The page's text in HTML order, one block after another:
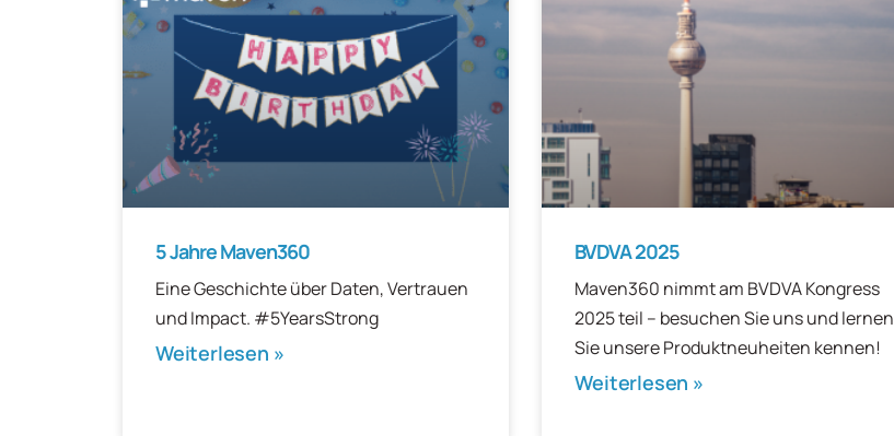
5 Jahre Maven360
Eine Geschichte über Daten, Vertrauen
und Impact. #5YearsStrong
Weiterlesen »
BVDVA 2025
Maven360 nimmt am BVDVA Kongress
2025 teil – besuchen Sie uns und lernen
Sie unsere Produktneuheiten kennen!
Weiterlesen »